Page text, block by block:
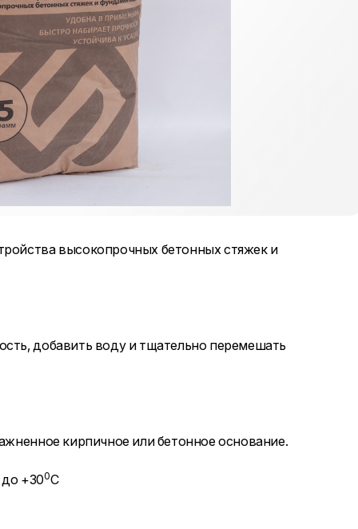
высокопрочных бетонных стяжек и
добавить воду и тщательно перемешать
кирпичное или бетонное основание.
+300С